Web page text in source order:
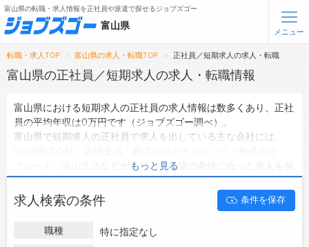
無料会員登録 ログイン
メニュー
トップ
転職支援サービスについて
転職ノウハウ(応募書類の書き方・面接対策など)
富山県の転職・求人情報を正社員や派遣で探せるジョブズゴー
富山県
メニュー
転職・求人TOP 富山県の求人・転職TOP 正社員／短期求人の求人・転職
富山県の正社員／短期求人の求人・転職情報
富山県における短期求人の正社員の求人情報は数多くあり、正社
員の平均年収は0万円です（ジョブズゴー調べ）。
富山県で短期求人の正社員で求人を出している主な会社には、
などがあり、ご希望の条件に合った求人を探
すことできます。
富山県の地域密着型の求人サイトであるジョブズゴーでは富山県
の正社員として働ける求人情報を0件取り扱っています。
ハローワークにはない求人も多数扱っており、転職だけでなく、
第二新卒から50代・60代以上の方の再就職も可能です。 富山県
もっと見る
求人検索の条件 条件を保存
職種
特に指定なし